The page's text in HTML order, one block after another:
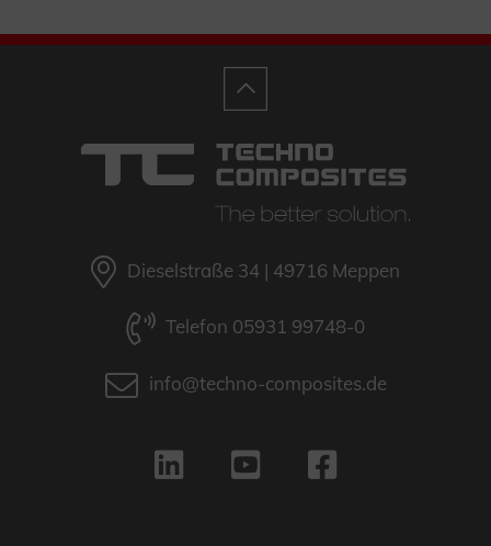
Dieselstraße 34 | 49716 Meppen
Telefon 05931 99748-0
info@techno-composites.de